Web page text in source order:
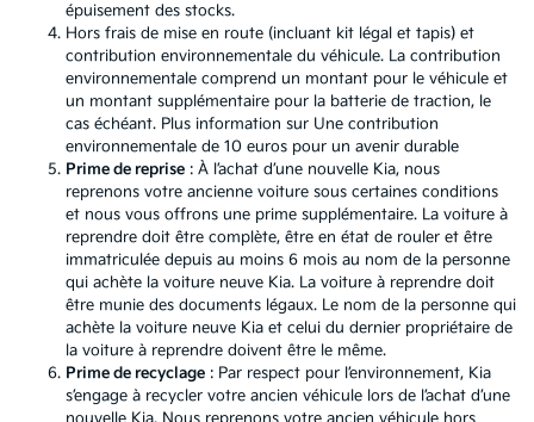
épuisement des stocks.
Hors frais de mise en route (incluant kit légal et tapis) et
contribution environnementale du véhicule. La contribution
environnementale comprend un montant pour le véhicule et
un montant supplémentaire pour la batterie de traction, le
cas échéant. Plus information sur Une contribution
environnementale de 10 euros pour un avenir durable
Prime de reprise : À l’achat d’une nouvelle Kia, nous
reprenons votre ancienne voiture sous certaines conditions
et nous vous offrons une prime supplémentaire. La voiture à
reprendre doit être complète, être en état de rouler et être
immatriculée depuis au moins 6 mois au nom de la personne
qui achète la voiture neuve Kia. La voiture à reprendre doit
être munie des documents légaux. Le nom de la personne qui
achète la voiture neuve Kia et celui du dernier propriétaire de
la voiture à reprendre doivent être le même.
Prime de recyclage : Par respect pour l’environnement, Kia
s’engage à recycler votre ancien véhicule lors de l’achat d’une